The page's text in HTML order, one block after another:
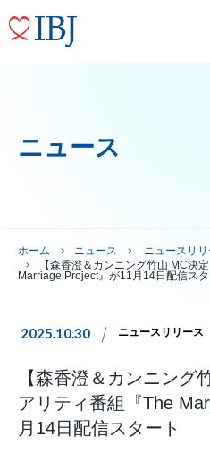
ニュース
ホーム ニュース
ニュースリリ
【森香澄＆カンニング竹山 MC決
Marriage Project』が11月14日配信スタ
2025.10.30 ニュースリリース
【森香澄＆カンニング
アリティ番組『The
月14日配信スタート